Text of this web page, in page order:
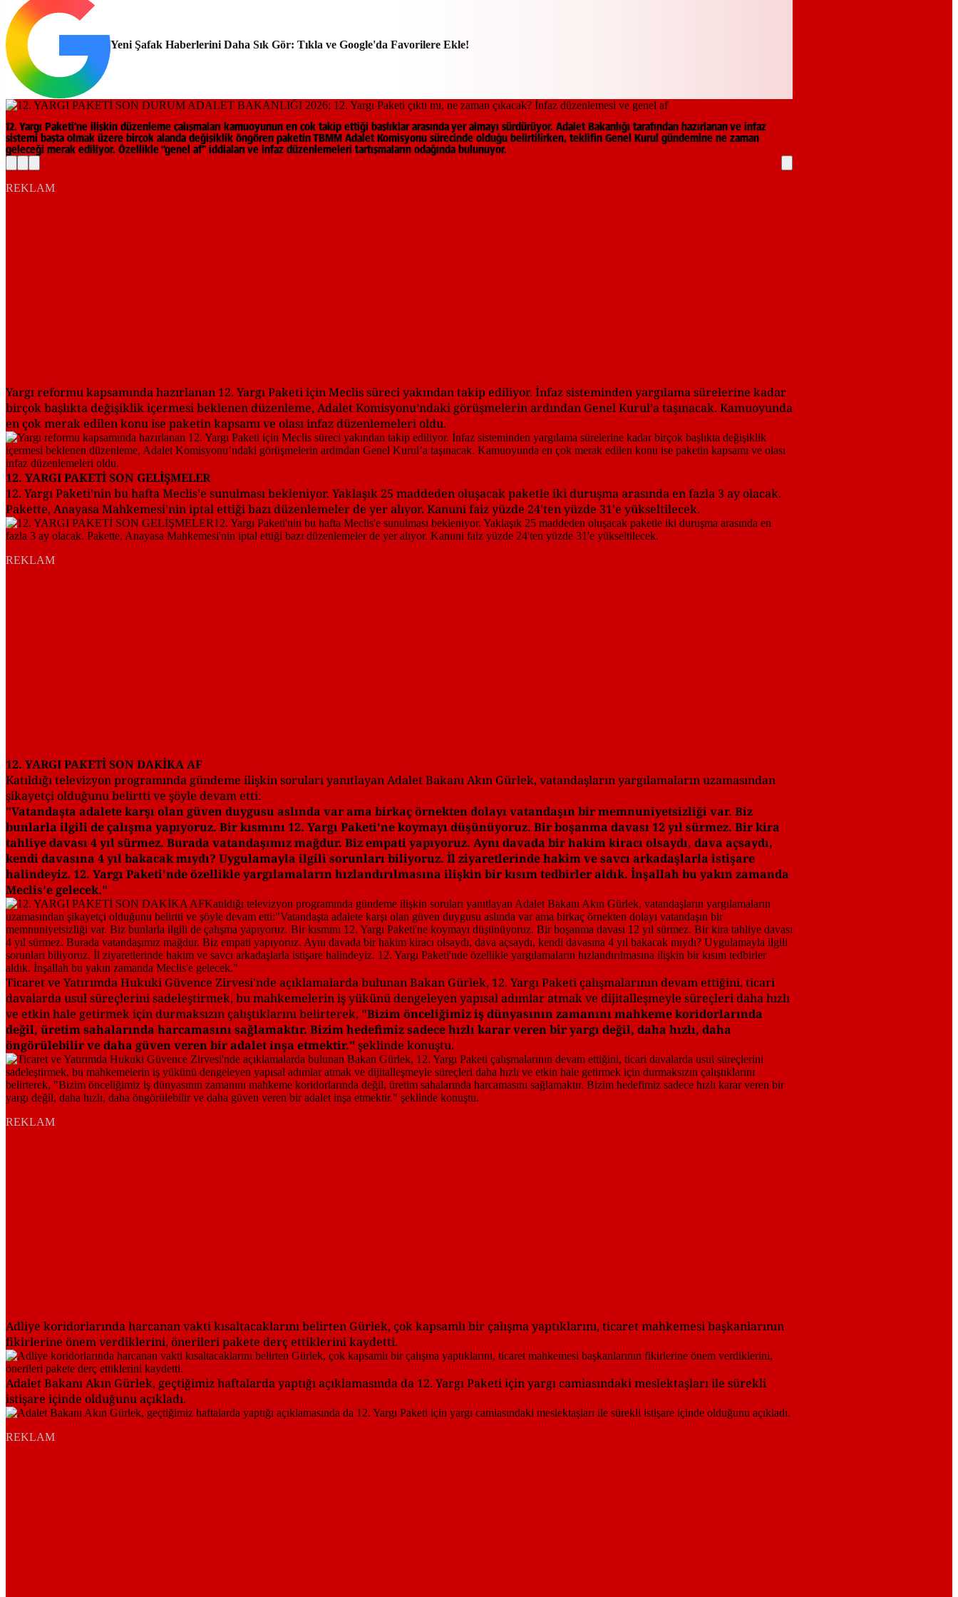
Yeni Şafak Haberlerini Daha Sık Gör: Tıkla ve Google'da Favorilere Ekle!
12. Yargı Paketi’ne ilişkin düzenleme çalışmaları kamuoyunun en çok takip ettiği başlıklar arasında yer almayı sürdürüyor. Adalet Bakanlığı tarafından hazırlanan ve infaz
sistemi başta olmak üzere birçok alanda değişiklik öngören paketin TBMM Adalet Komisyonu sürecinde olduğu belirtilirken, teklifin Genel Kurul gündemine ne zaman
geleceği merak ediliyor. Özellikle “genel af” iddiaları ve infaz düzenlemeleri tartışmaların odağında bulunuyor.
REKLAM
Yargı reformu kapsamında hazırlanan 12. Yargı Paketi için Meclis süreci yakından takip ediliyor. İnfaz sisteminden yargılama sürelerine kadar
birçok başlıkta değişiklik içermesi beklenen düzenleme, Adalet Komisyonu’ndaki görüşmelerin ardından Genel Kurul’a taşınacak. Kamuoyunda
en çok merak edilen konu ise paketin kapsamı ve olası infaz düzenlemeleri oldu.
12. YARGI PAKETİ SON GELİŞMELER
12. Yargı Paketi'nin bu hafta Meclis'e sunulması bekleniyor. Yaklaşık 25 maddeden oluşacak paketle iki duruşma arasında en fazla 3 ay olacak.
Pakette, Anayasa Mahkemesi'nin iptal ettiği bazı düzenlemeler de yer alıyor. Kanuni faiz yüzde 24'ten yüzde 31'e yükseltilecek.
REKLAM
12. YARGI PAKETİ SON DAKİKA AF
Katıldığı televizyon programında gündeme ilişkin soruları yanıtlayan Adalet Bakanı Akın Gürlek, vatandaşların yargılamaların uzamasından
şikayetçi olduğunu belirtti ve şöyle devam etti:
"Vatandaşta adalete karşı olan güven duygusu aslında var ama birkaç örnekten dolayı vatandaşın bir memnuniyetsizliği var. Biz
bunlarla ilgili de çalışma yapıyoruz. Bir kısmını 12. Yargı Paketi'ne koymayı düşünüyoruz. Bir boşanma davası 12 yıl sürmez. Bir kira
tahliye davası 4 yıl sürmez. Burada vatandaşımız mağdur. Biz empati yapıyoruz. Aynı davada bir hakim kiracı olsaydı, dava açsaydı,
kendi davasına 4 yıl bakacak mıydı? Uygulamayla ilgili sorunları biliyoruz. İl ziyaretlerinde hakim ve savcı arkadaşlarla istişare
halindeyiz. 12. Yargı Paketi'nde özellikle yargılamaların hızlandırılmasına ilişkin bir kısım tedbirler aldık. İnşallah bu yakın zamanda
Meclis'e gelecek."
Ticaret ve Yatırımda Hukuki Güvence Zirvesi'nde açıklamalarda bulunan Bakan Gürlek, 12. Yargı Paketi çalışmalarının devam ettiğini, ticari
davalarda usul süreçlerini sadeleştirmek, bu mahkemelerin iş yükünü dengeleyen yapısal adımlar atmak ve dijitalleşmeyle süreçleri daha hızlı
ve etkin hale getirmek için durmaksızın çalıştıklarını belirterek, "Bizim önceliğimiz iş dünyasının zamanını mahkeme koridorlarında
değil, üretim sahalarında harcamasını sağlamaktır. Bizim hedefimiz sadece hızlı karar veren bir yargı değil, daha hızlı, daha
öngörülebilir ve daha güven veren bir adalet inşa etmektir." şeklinde konuştu.
REKLAM
Adliye koridorlarında harcanan vakti kısaltacaklarını belirten Gürlek, çok kapsamlı bir çalışma yaptıklarını, ticaret mahkemesi başkanlarının
fikirlerine önem verdiklerini, önerileri pakete derç ettiklerini kaydetti.
Adalet Bakanı Akın Gürlek, geçtiğimiz haftalarda yaptığı açıklamasında da 12. Yargı Paketi için yargı camiasındaki meslektaşları ile sürekli
istişare içinde olduğunu açıkladı.
REKLAM